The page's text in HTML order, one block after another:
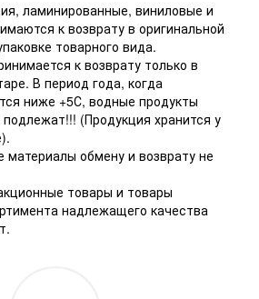
ламинированные, виниловые и
к возврату в оригинальной
товарного вида.
к возврату только в
В период года, когда
ниже +5С, водные продукты
(Продукция хранится у
материалы обмену и возврату не
товары и товары
надлежащего качества